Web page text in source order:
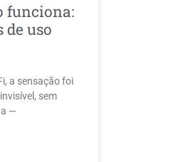
funciona:
de uso
a sensação foi
sem
—